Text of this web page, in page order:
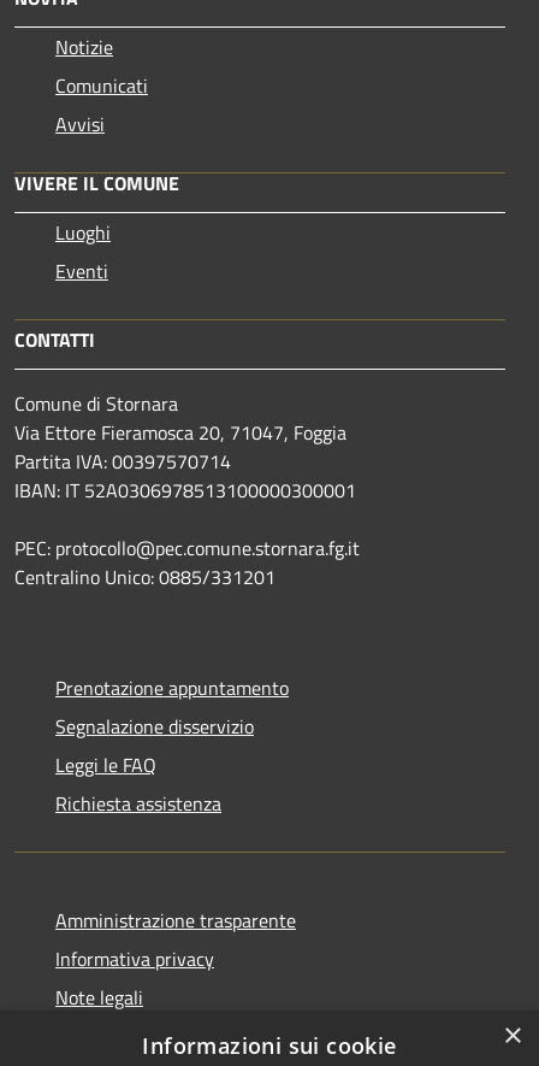
Notizie
Comunicati
Avvisi
VIVERE IL COMUNE
Luoghi
Eventi
CONTATTI
Comune di Stornara
Via Ettore Fieramosca 20, 71047, Foggia
Partita IVA: 00397570714
IBAN: IT 52A0306978513100000300001
PEC: protocollo@pec.comune.stornara.fg.it
Centralino Unico: 0885/331201
Prenotazione appuntamento
Segnalazione disservizio
Leggi le FAQ
Richiesta assistenza
Amministrazione trasparente
Informativa privacy
Note legali
Dichiarazione di accessibilità
×
Informazioni sui cookie